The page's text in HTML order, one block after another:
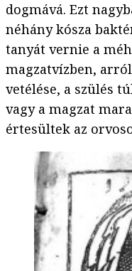
dogmává. Ezt
néhány kósza
tanyát vernie a
magzatvízben,
vetélése, a szülés
vagy a magzat
értesültek az